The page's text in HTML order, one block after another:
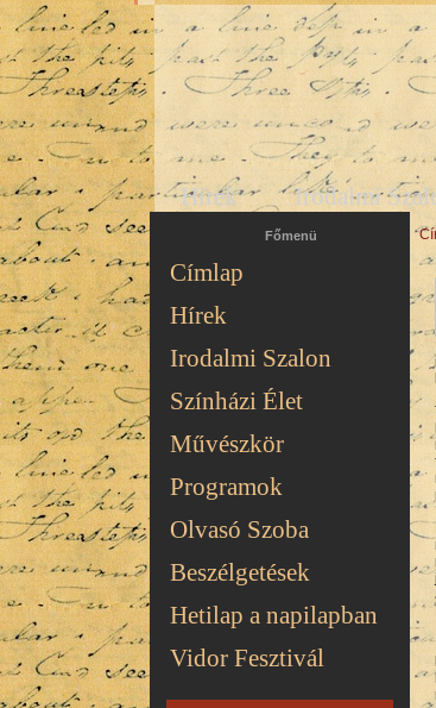
Hírek Irodalmi
Főmenü
Címlap
Hírek
Irodalmi Szalon
Színházi Élet
Művészkör
Programok
Olvasó Szoba
Beszélgetések
Hetilap a napilapban
Vidor Fesztivál